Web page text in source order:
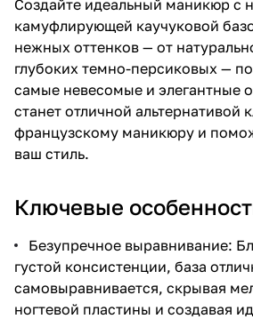
Создайте идеальный маникюр с
камуфлирующей каучуковой
нежных оттенков — от
глубоких темно-персиковых —
самые невесомые и элегантные
станет отличной альтернативой
французскому маникюру и
ваш стиль.
Ключевые
Безупречное выравнивание:
густой консистенции, база
самовыравнивается, скрывая
ногтевой пластины и создавая